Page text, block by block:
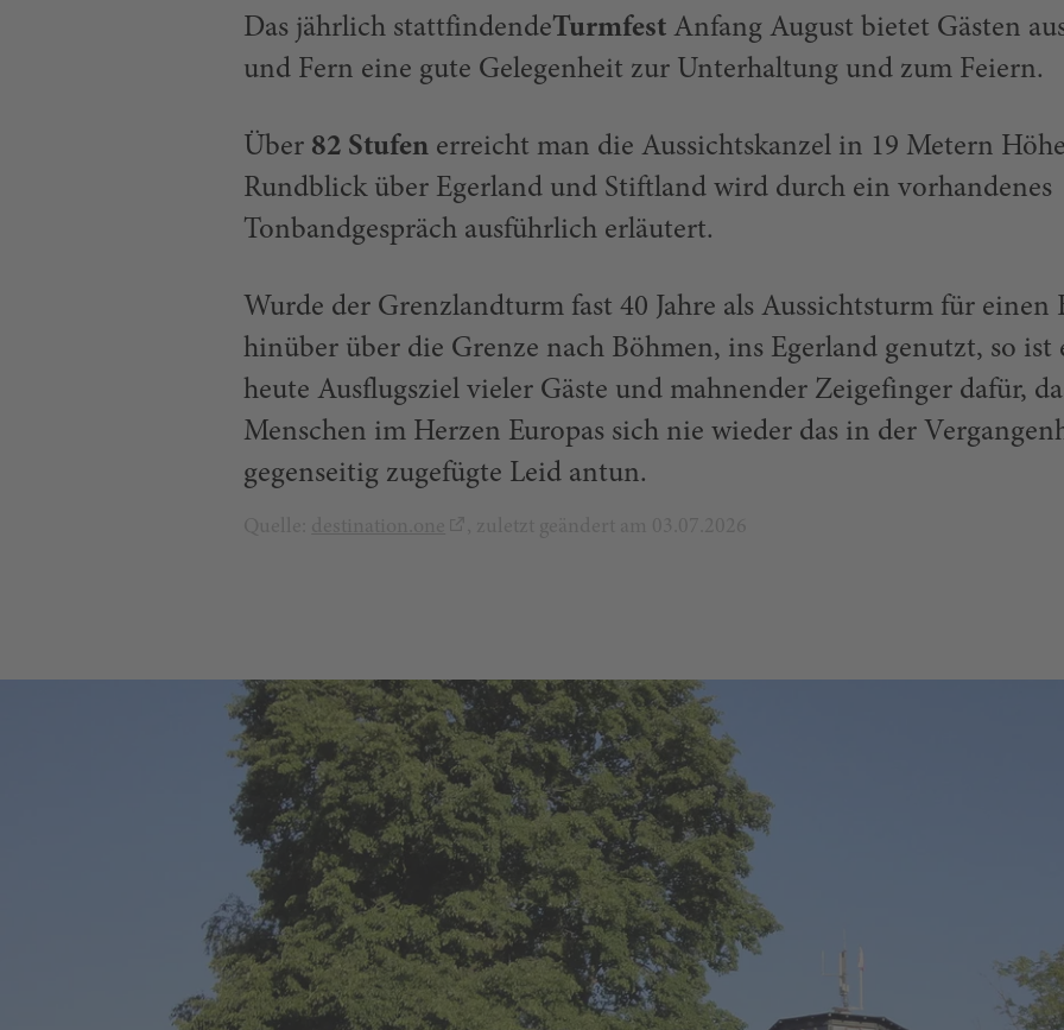
Das jährlich stattfindendeTurmfest Anfang August bietet Gästen
und Fern eine gute Gelegenheit zur Unterhaltung und zum Feiern.
Über 82 Stufen erreicht man die Aussichtskanzel in 19 Metern
Rundblick über Egerland und Stiftland wird durch ein vorhandenes
Tonbandgespräch ausführlich erläutert.
Wurde der Grenzlandturm fast 40 Jahre als Aussichtsturm für einen
hinüber über die Grenze nach Böhmen, ins Egerland genutzt, so ist
heute Ausflugsziel vieler Gäste und mahnender Zeigefinger dafür,
Menschen im Herzen Europas sich nie wieder das in der
gegenseitig zugefügte Leid antun.